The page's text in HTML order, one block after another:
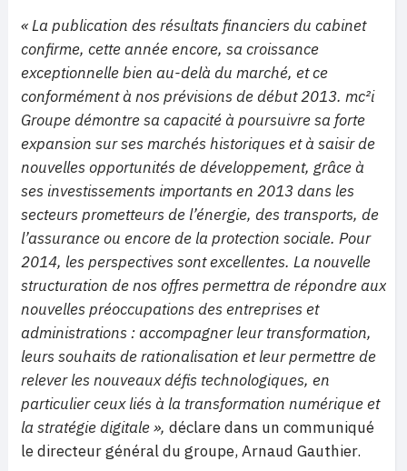
« La publication des résultats financiers du cabinet
confirme, cette année encore, sa croissance
exceptionnelle bien au-delà du marché, et ce
conformément à nos prévisions de début 2013. mc²i
Groupe démontre sa capacité à poursuivre sa forte
expansion sur ses marchés historiques et à saisir de
nouvelles opportunités de développement, grâce à
ses investissements importants en 2013 dans les
secteurs prometteurs de l’énergie, des transports, de
l’assurance ou encore de la protection sociale. Pour
2014, les perspectives sont excellentes. La nouvelle
structuration de nos offres permettra de répondre aux
nouvelles préoccupations des entreprises et
administrations : accompagner leur transformation,
leurs souhaits de rationalisation et leur permettre de
relever les nouveaux défis technologiques, en
particulier ceux liés à la transformation numérique et
la stratégie digitale », déclare dans un communiqué
le directeur général du groupe, Arnaud Gauthier.